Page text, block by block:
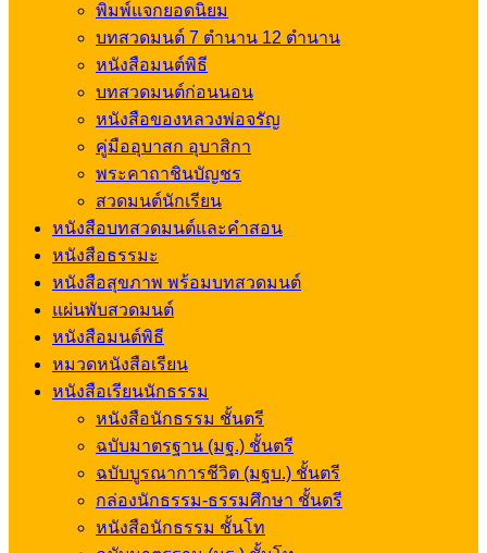
พิมพ์แจกยอดนิยม
บทสวดมนต์ 7 ตำนาน 12 ตำนาน
หนังสือมนต์พิธี
บทสวดมนต์ก่อนนอน
หนังสือของหลวงพ่อจรัญ
คู่มืออุบาสก อุบาสิกา
พระคาถาชินบัญชร
สวดมนต์นักเรียน
หนังสือบทสวดมนต์และคำสอน
หนังสือธรรมะ
หนังสือสุขภาพ พร้อมบทสวดมนต์
แผ่นพับสวดมนต์
หนังสือมนต์พิธี
หมวดหนังสือเรียน
หนังสือเรียนนักธรรม
หนังสือนักธรรม ชั้นตรี
ฉบับมาตรฐาน (มฐ.) ชั้นตรี
ฉบับบูรณาการชีวิต (มฐบ.) ชั้นตรี
กล่องนักธรรม-ธรรมศึกษา ชั้นตรี
หนังสือนักธรรม ชั้นโท